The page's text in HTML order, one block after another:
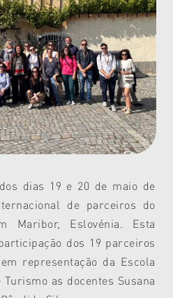
dias 19 e 20 de maio de
de parceiros do
Maribor, Eslovénia. Esta
dos 19 parceiros
representação da Escola
as docentes Susana